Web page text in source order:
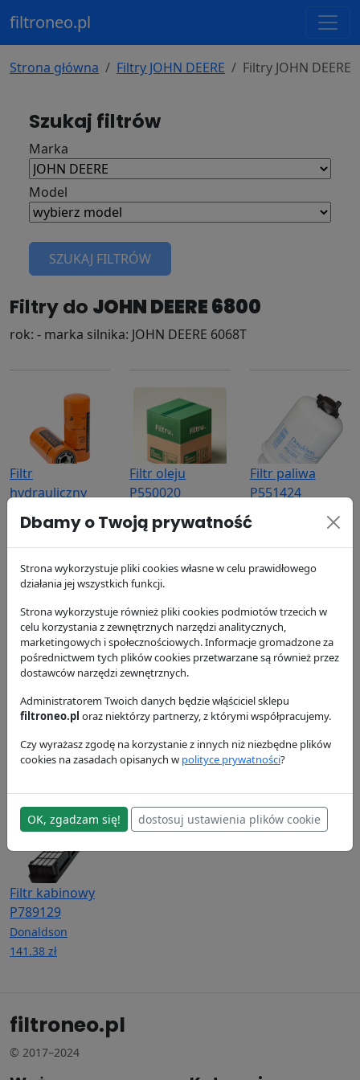
filtroneo.pl
Strona główna Filtry JOHN DEERE Filtry JOHN DEERE
Szukaj filtrów
Marka
Model
SZUKAJ FILTRÓW
Filtry do JOHN DEERE 6800
rok: - marka silnika: JOHN DEERE 6068T
Filtr
hydrauliczny
Donaldson
173.13 zł
Filtr oleju
P550020
Donaldson
38.88 zł
Filtr paliwa
P551424
Donaldson
99.52 zł
hydrauliczny
P764668
Donaldson
148.19 zł
Filtr powietrza
P781373
Donaldson
462.85 zł
P783449
Donaldson
242.9 zł
Filtr kabinowy
P789129
Donaldson
141.38 zł
filtroneo.pl
© 2017–2024
Dbamy o Twoją prywatność
Strona wykorzystuje pliki cookies własne w celu prawidłowego
działania jej wszystkich funkcji.
Strona wykorzystuje również pliki cookies podmiotów trzecich w
celu korzystania z zewnętrznych narzędzi analitycznych,
marketingowych i społecznościowych. Informacje gromadzone za
pośrednictwem tych plików cookies przetwarzane są również przez
dostawców narzędzi zewnętrznych.
Administratorem Twoich danych będzie włąściciel sklepu
filtroneo.pl oraz niektórzy partnerzy, z którymi współpracujemy.
Czy wyrażasz zgodę na korzystanie z innych niż niezbędne plików
cookies na zasadach opisanych w polityce prywatności?
OK, zgadzam się! dostosuj ustawienia plików cookie